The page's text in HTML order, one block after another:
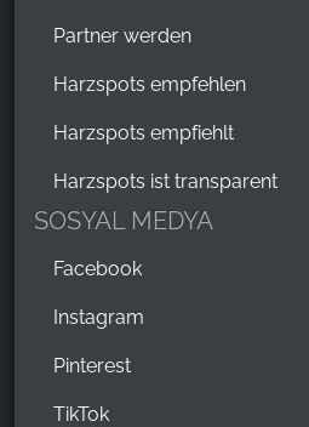
Partner werden
Harzspots empfehlen
Harzspots empfiehlt
Harzspots ist transparent
SOSYAL MEDYA
Facebook
Instagram
Pinterest
TikTok